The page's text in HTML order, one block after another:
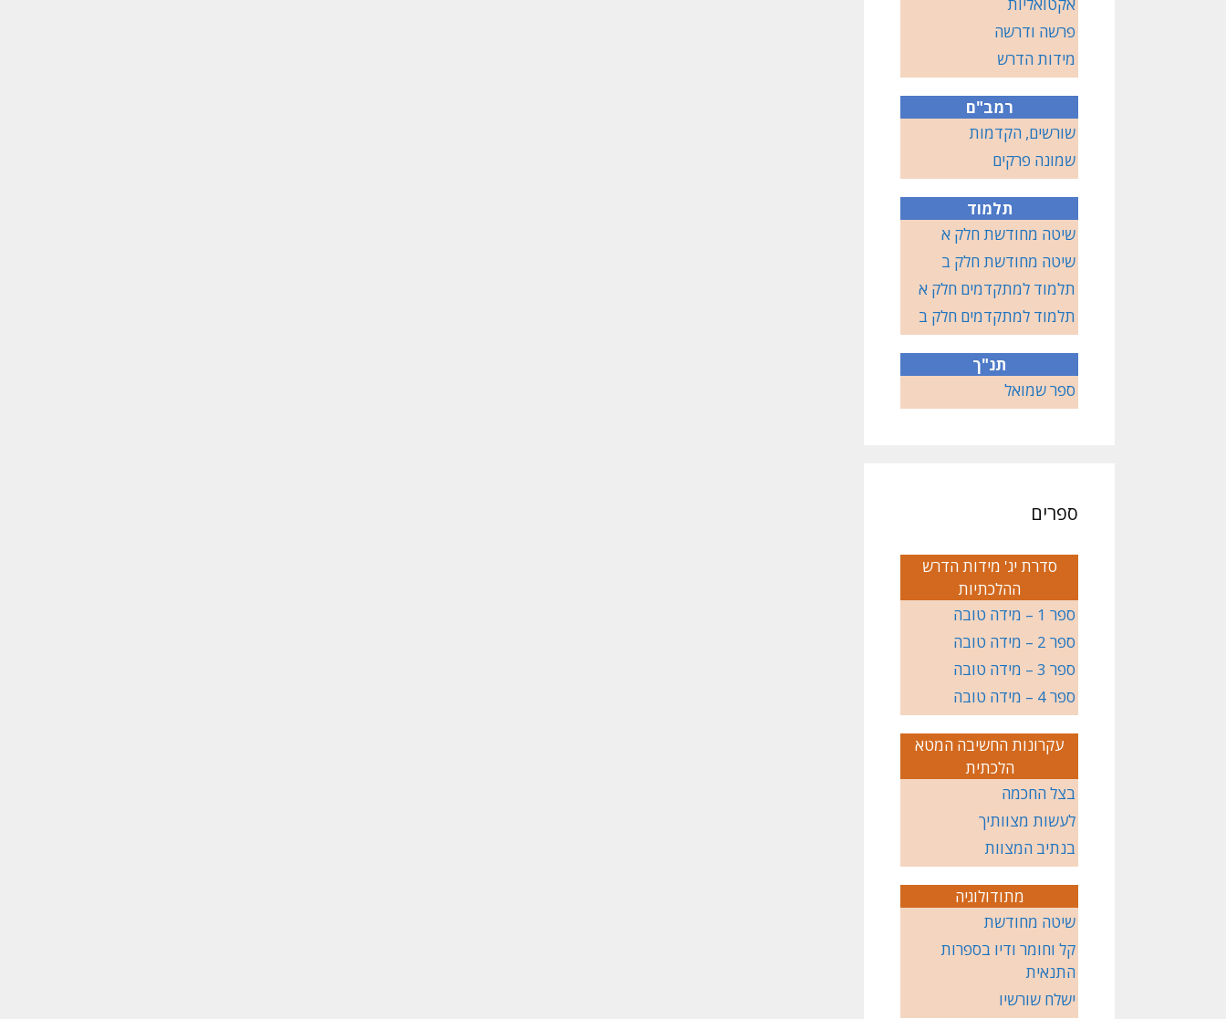
פרשה ודרשה
מידות הדרש
רמב"ם
שורשים, הקדמות
שמונה פרקים
תלמוד
שיטה מחודשת חלק א
שיטה מחודשת חלק ב
תלמוד למתקדמים חלק א
תלמוד למתקדמים חלק ב
תנ"ך
ספר שמואל
ספרים
סדרת יג' מידות הדרש
ההלכתיות
ספר 1 – מידה טובה
ספר 2 – מידה טובה
ספר 3 – מידה טובה
ספר 4 – מידה טובה
עקרונות החשיבה המטא
הלכתית
בצל החכמה
לעשות מצוותיך
בנתיב המצוות
מתודולוגיה
שיטה מחודשת
קל וחומר ודיו בספרות
התנאית
ישלח שורשיו